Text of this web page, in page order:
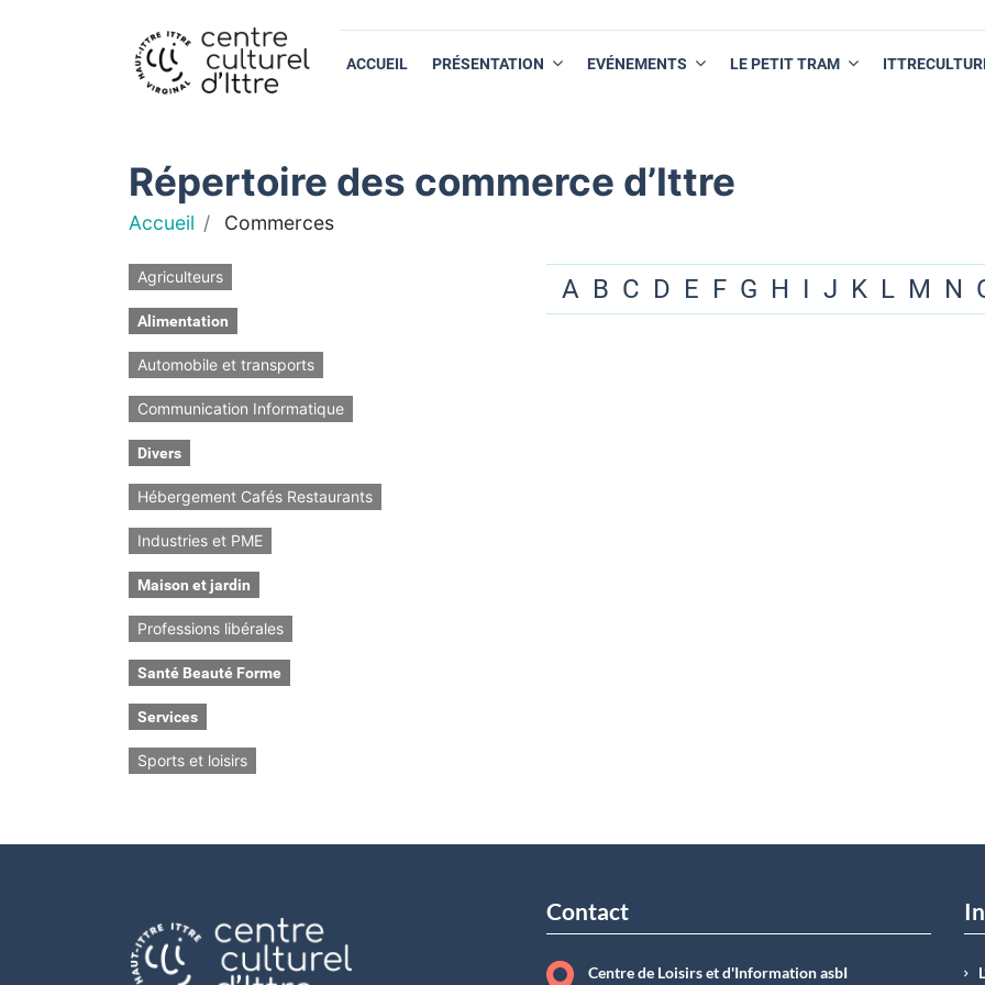
ACCUEIL PRÉSENTATION EVÉNEMENTS LE PETIT TRAM
Répertoire des commerce d’Ittre
Accueil Commerces
Agriculteurs
Alimentation
Automobile et transports
Communication Informatique
Divers
Hébergement Cafés Restaurants
Industries et PME
Maison et jardin
Professions libérales
Santé Beauté Forme
Services
Sports et loisirs
A B C D E F G H I J K L M N
Contact
Centre de Loisirs et d'Information asbI